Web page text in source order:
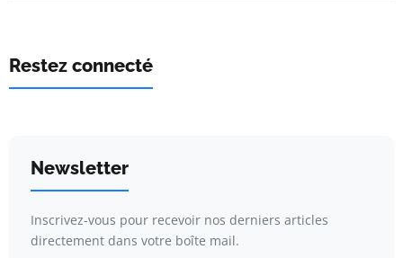
Restez connecté
Newsletter
Inscrivez-vous pour recevoir nos derniers articles
directement dans votre boîte mail.